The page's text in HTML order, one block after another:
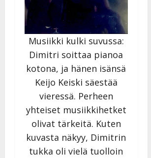
Musiikki kulki suvussa:
Dimitri soittaa pianoa
kotona, ja hänen isänsä
Keijo Keiski säestää
vieressä. Perheen
yhteiset musiikkihetket
olivat tärkeitä. Kuten
kuvasta näkyy, Dimitrin
tukka oli vielä tuolloin